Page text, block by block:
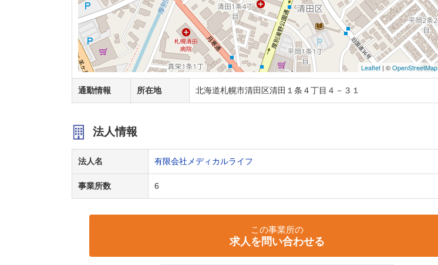
Leaflet| ©OpenStreetMap
通勤情報 所在地 北海道札幌市清田区清田１条４丁目４－３１
法人情報
法人名 有限会社メディカルライフ
事業所数 6
この事業所の
求人を問い合わせる